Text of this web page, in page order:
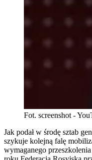
Fot. screenshot -
Jak podał w środę sztab
szykuje kolejną falę
wymaganego